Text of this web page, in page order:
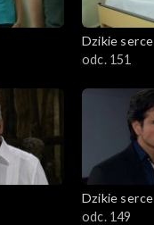
Dzikie serce
odc. 151
Dzikie serce
odc. 149